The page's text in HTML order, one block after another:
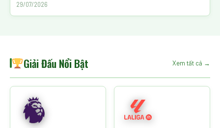
29/07/2026
Giải Đấu Nổi Bật Xem tất cả →